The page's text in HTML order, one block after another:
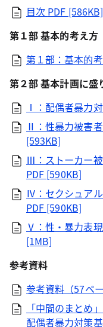
目次 PDF [586KB]
第１部 基本的考え方
第１部：基本的
第２部 基本計画に盛
Ⅰ：配偶者暴力
Ⅱ：性暴力被害
[593KB]
Ⅲ：ストーカー被
PDF [590KB]
Ⅳ：セクシュアル
PDF [590KB]
Ⅴ：性・暴力表
[1MB]
参考資料
参考資料（57ペー
「中間のまとめ
配偶者暴力対策